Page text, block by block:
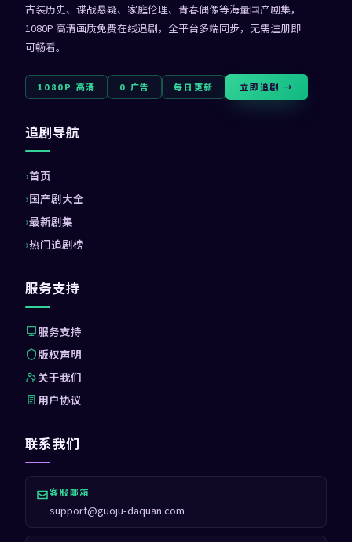
古装历史、谍战悬疑、家庭伦理、青春偶像等海量国产剧集，
1080P 高清画质免费在线追剧，全平台多端同步，无需注册即
可畅看。
1080P 高清 0 广告 每日更新 立即追剧 →
追剧导航
首页
国产剧大全
最新剧集
热门追剧榜
服务支持
服务支持
版权声明
关于我们
用户协议
联系我们
客服邮箱
support@guoju-daquan.com